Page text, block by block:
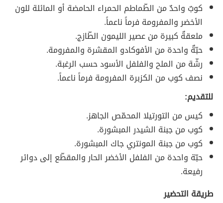
كوبٌ واحدٌ من الطّماطم الحمراء الحامضة أو المائلة للون
الأخضر والمفرومة فرماً ناعماً.
ملعقةٌ كبيرة من عصير الليمون الطّازج.
حبّةٌ واحدة من الأفوكادو المقشرة والمفرومة.
رشّة من الملح والفلفل الأسود حسب الرغبة.
نصف كوب من الكزبرة المفرومة فرماً ناعماً.
للتقديم:
كيس من التورتيلا المحمّص الجاهز.
كوب من جبنة الشيدر المبشورة.
كوب من جبنة المونتري جاك المبشورة.
حبّة واحدة من الفلفل الأخضر الحار والمقطّع إلى دوائر
رفيعة.
طريقة التحضير